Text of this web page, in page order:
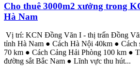
Cho thuê 3000m2 xưởng trong
Hà Nam
Vị trí: KCN Đồng Văn I - thị trấn Đồng
tỉnh Hà Nam ● Cách Hà Nội 40km ● Cách
70 km ● Cách Cảng Hải Phòng 100 km ●
đường sắt Bắc Nam ● Lĩnh vực thu hút...